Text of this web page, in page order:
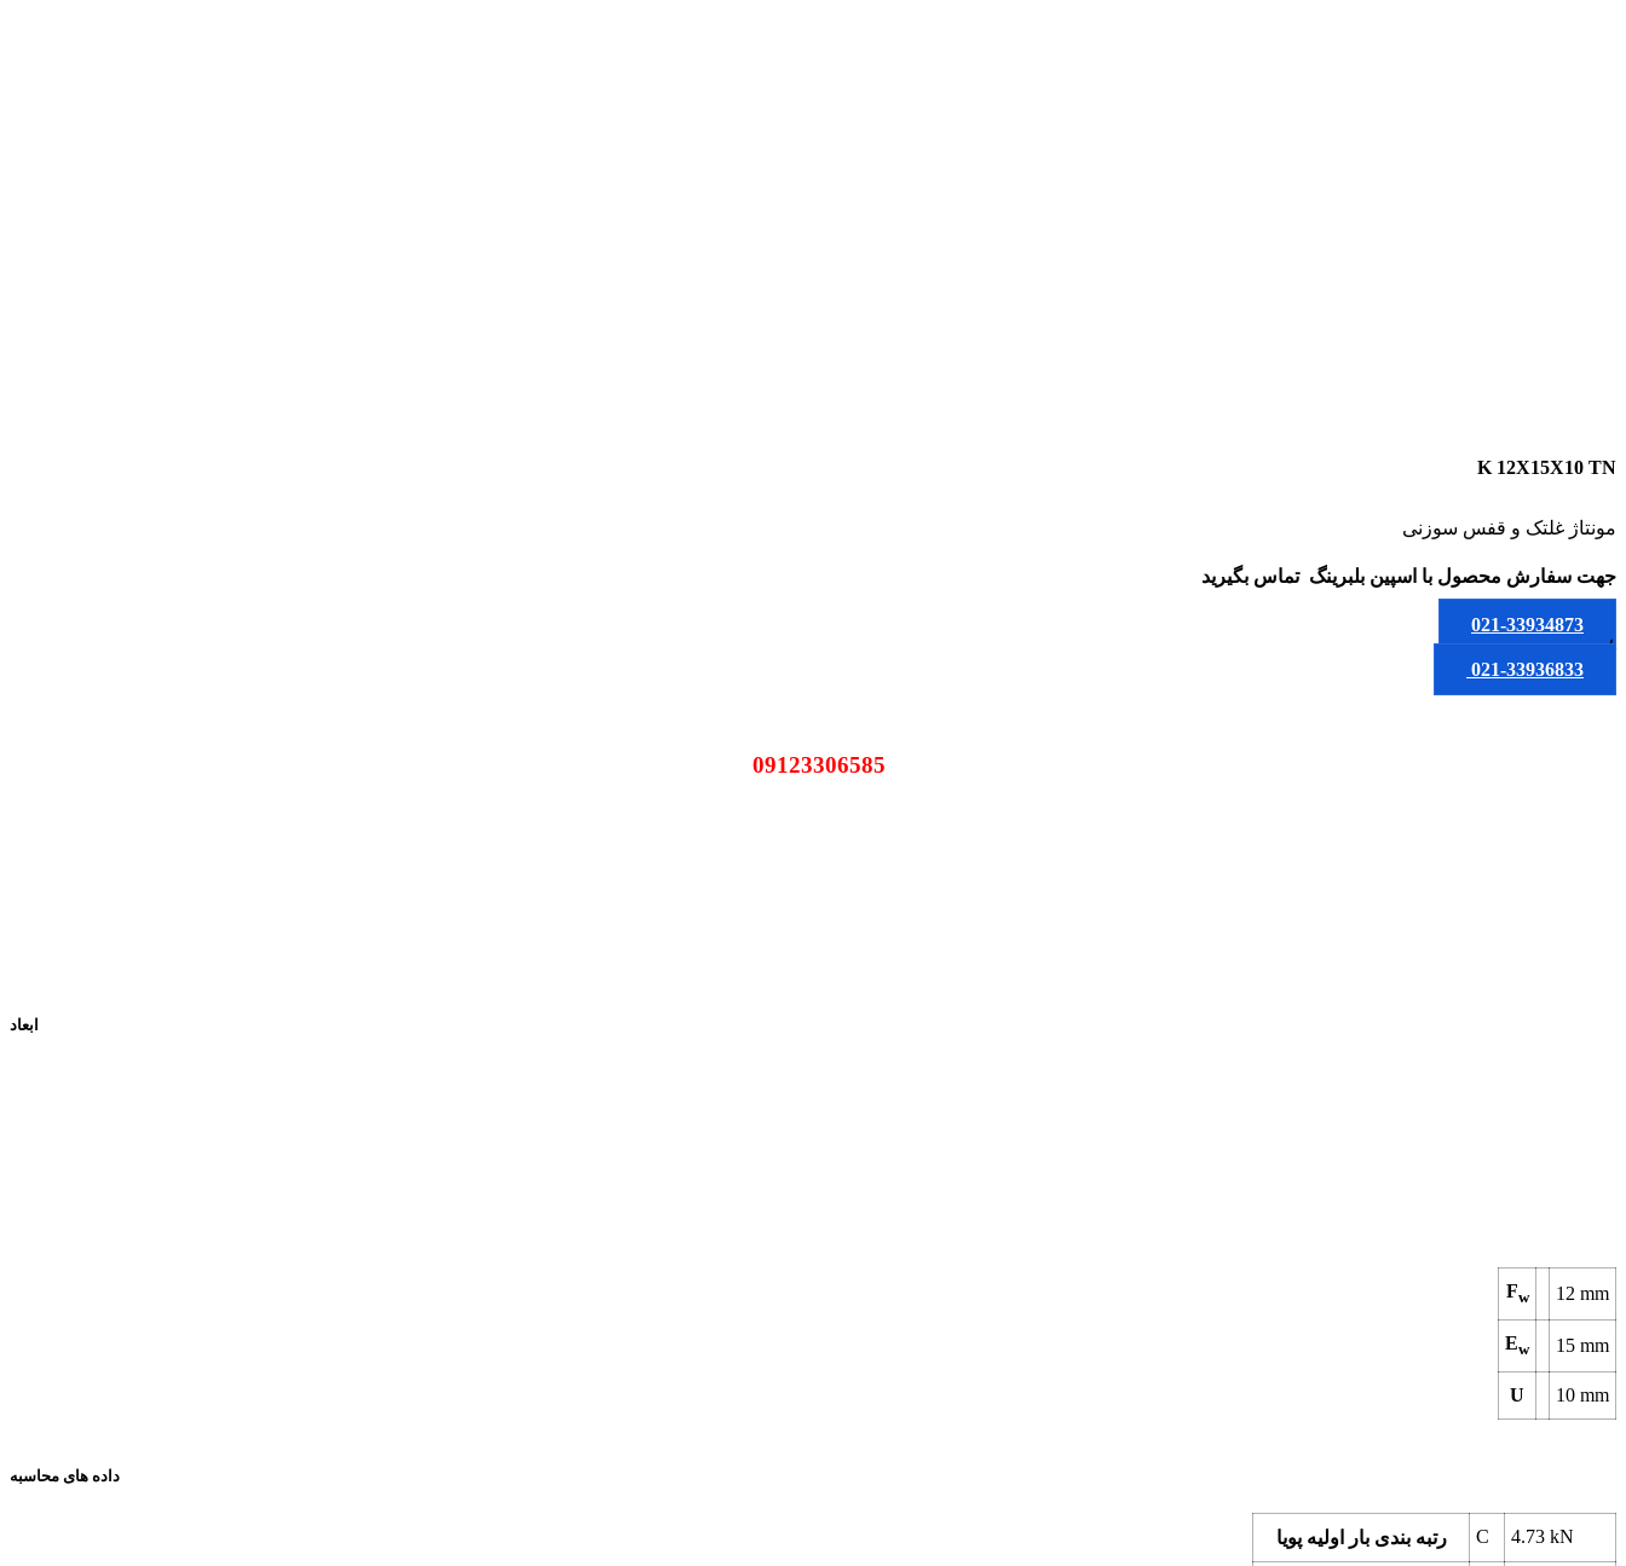
K 12X15X10 TN
مونتاژ غلتک و قفس سوزنی
جهت سفارش محصول با اسپین بلبرینگ تماس بگیرید
021-33934873
یا
021-33936833
ابعاد
Fw 12 mm
Ew 15 mm
U 10 mm
داده های محاسبه
رتبه بندی بار اولیه پویا C 4.73 kN